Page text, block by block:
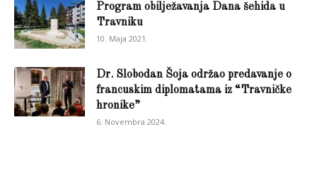
Program obilježavanja Dana šehida u
Travniku
10. Maja 2021.
Dr. Slobodan Šoja održao predavanje o
francuskim diplomatama iz “Travničke
hronike”
6. Novembra 2024.